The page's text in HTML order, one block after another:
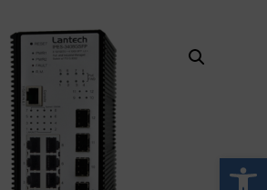
Abrir